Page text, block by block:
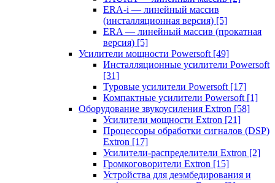
ERA-i — линейный массив
(инсталляционная версия) [5]
ERA — линейный массив (прокатная
версия) [5]
Усилители мощности Powersoft [49]
Инсталляционные усилители Powersoft
[31]
Туровые усилители Powersoft [17]
Компактные усилители Powersoft [1]
Оборудование звукоусиления Extron [58]
Усилители мощности Extron [21]
Процессоры обработки сигналов (DSP)
Extron [17]
Усилители-распределители Extron [2]
Громкоговорители Extron [15]
Устройства для деэмбедирования и